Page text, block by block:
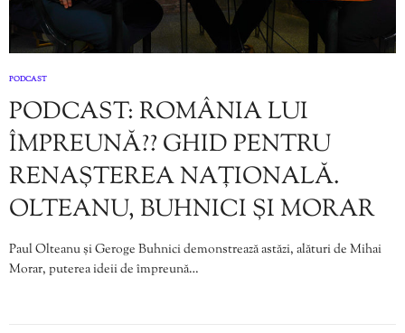
PODCAST
PODCAST: ROMÂNIA LUI
ÎMPREUNĂ?? GHID PENTRU
RENAȘTEREA NAȚIONALĂ.
OLTEANU, BUHNICI ȘI MORAR
Paul Olteanu și Geroge Buhnici demonstrează astăzi, alături de Mihai
Morar, puterea ideii de împreună…